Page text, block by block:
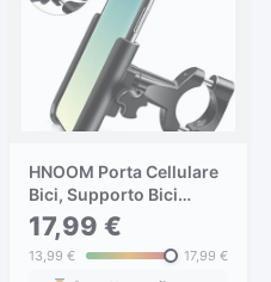
HNOOM Porta Cellulare
Bici, Supporto Bici
Smartphone 360°
Rotabile, Aluminium
Porta Telefono Bici,
17,99 €
13,99 € 17,99 €